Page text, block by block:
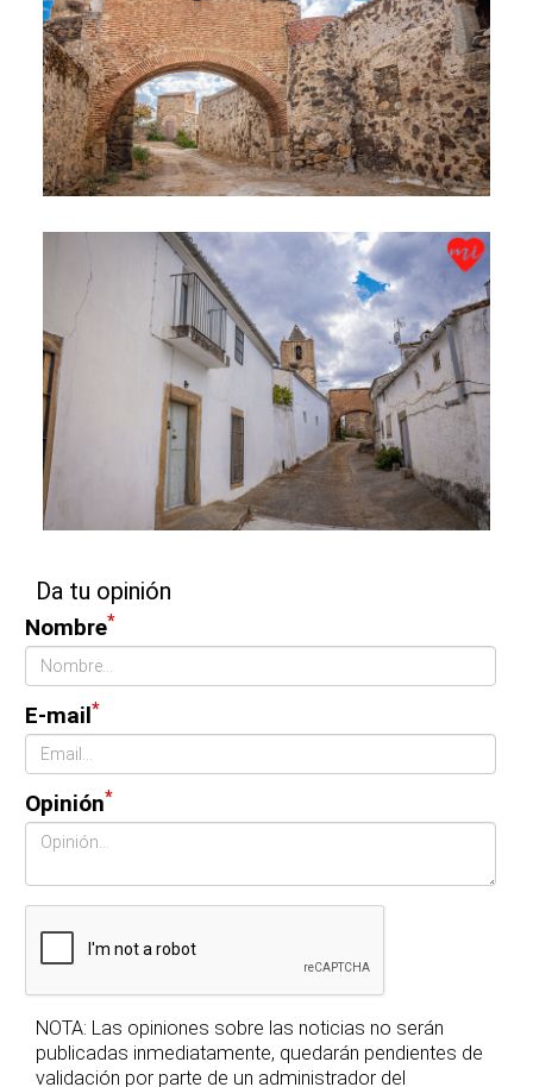
Da tu opinión
Nombre*
E-mail*
Opinión*
NOTA: Las opiniones sobre las noticias no serán
publicadas inmediatamente, quedarán pendientes de
validación por parte de un administrador del